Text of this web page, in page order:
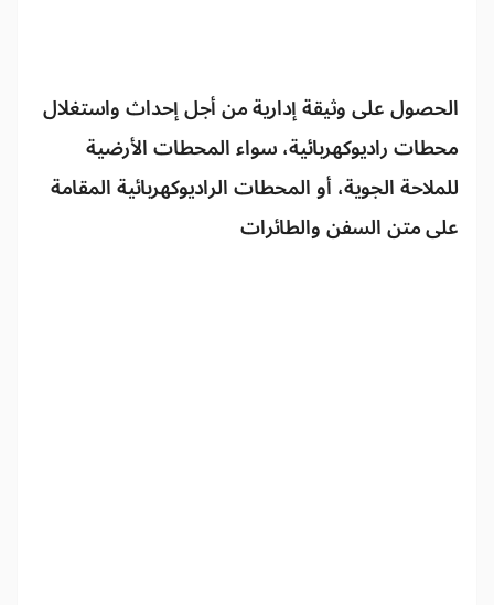
الحصول على وثيقة إدارية من أجل إحداث واستغلال
محطات راديوكهربائية، سواء المحطات الأرضية
للملاحة الجوية، أو المحطات الراديوكهربائية المقامة
على متن السفن والطائرات